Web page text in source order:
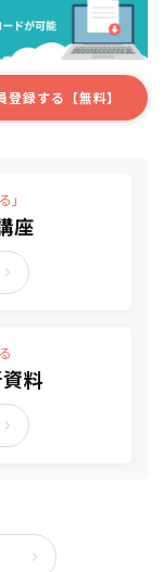
登録する【無料】
」
座
料